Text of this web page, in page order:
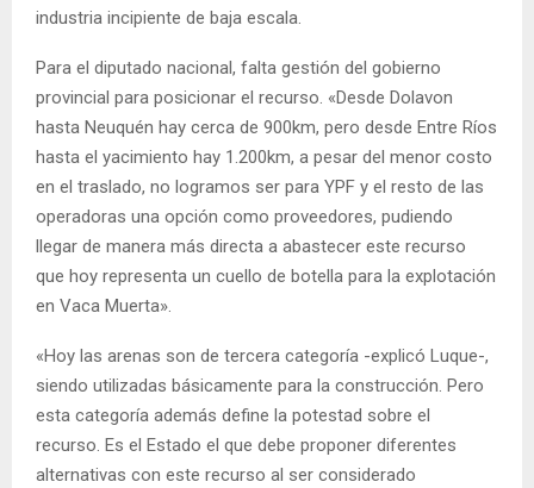
industria incipiente de baja escala.
Para el diputado nacional, falta gestión del gobierno
provincial para posicionar el recurso. «Desde Dolavon
hasta Neuquén hay cerca de 900km, pero desde Entre Ríos
hasta el yacimiento hay 1.200km, a pesar del menor costo
en el traslado, no logramos ser para YPF y el resto de las
operadoras una opción como proveedores, pudiendo
llegar de manera más directa a abastecer este recurso
que hoy representa un cuello de botella para la explotación
en Vaca Muerta».
«Hoy las arenas son de tercera categoría -explicó Luque-,
siendo utilizadas básicamente para la construcción. Pero
esta categoría además define la potestad sobre el
recurso. Es el Estado el que debe proponer diferentes
alternativas con este recurso al ser considerado